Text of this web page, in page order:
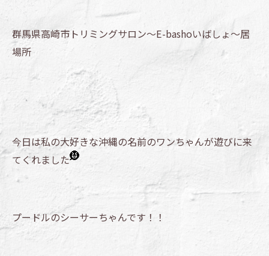
群馬県高崎市トリミングサロン～E-bashoいばしょ～居
場所
今日は私の大好きな沖縄の名前のワンちゃんが遊びに来
てくれました
プードルのシーサーちゃんです！！